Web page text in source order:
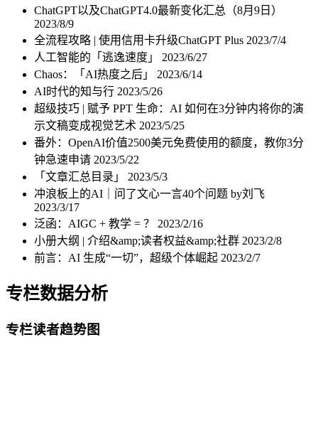
ChatGPT以及ChatGPT4.0最新变化汇总（8月9日）
2023/8/9
全流程攻略 | 使用信用卡升级ChatGPT Plus 2023/7/4
人工智能的「逃逸速度」 2023/6/27
Chaos：「AI热度之后」 2023/6/14
AI时代的知与行 2023/5/26
超级技巧 | 赋予 PPT 生命：AI 如何在3分钟内将你的演
示文稿变成视觉艺术 2023/5/25
番外：OpenAI价值2500美元免费使用的额度，教你3分
钟急速申请 2023/5/22
「文章汇总目录」 2023/5/3
冲浪板上的AI｜问了文心一言40个问题 by刘飞
2023/3/17
泛函：AIGC + 教学 = ？ 2023/2/16
小册大纲 | 介绍&amp;读者权益&amp;社群 2023/2/8
前言：AI 生成“一切”，超级个体崛起 2023/2/7
专栏数据分析
专栏读者趋势图